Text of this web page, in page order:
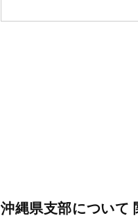
沖縄県支部について